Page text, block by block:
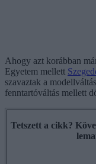
Ahogy azt korábban
Egyetem mellett
szavaztak a
fenntartóváltás mellett
Tetszett a cikk?